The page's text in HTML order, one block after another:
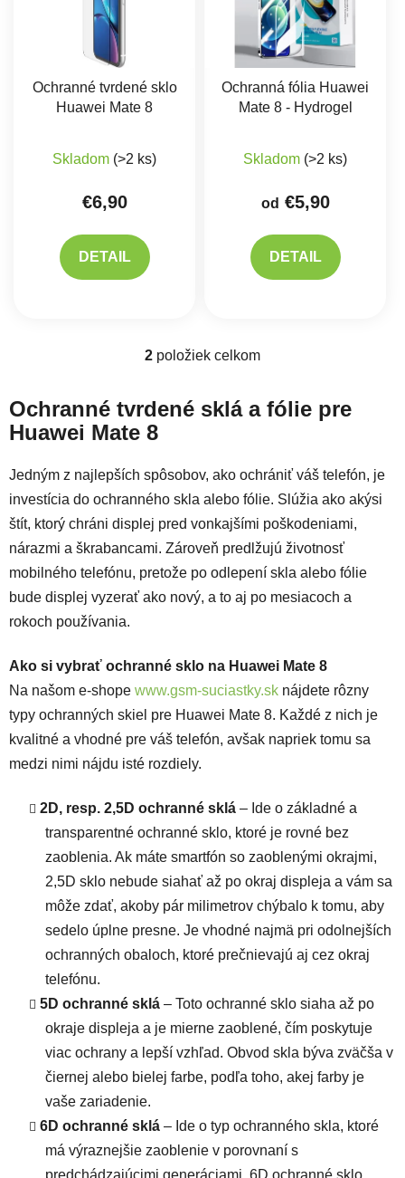
Ochranné tvrdené sklo
Huawei Mate 8
Skladom (>2 ks)
€6,90
DETAIL
Ochranná fólia Huawei
Mate 8 - Hydrogel
Skladom (>2 ks)
od €5,90
DETAIL
Ovládacie prvky výpisu
2 položiek celkom
Ochranné tvrdené sklá a fólie pre
Huawei Mate 8
Jedným z najlepších spôsobov, ako ochrániť váš telefón, je
investícia do ochranného skla alebo fólie. Slúžia ako akýsi
štít, ktorý chráni displej pred vonkajšími poškodeniami,
nárazmi a škrabancami. Zároveň predlžujú životnosť
mobilného telefónu, pretože po odlepení skla alebo fólie
bude displej vyzerať ako nový, a to aj po mesiacoch a
rokoch používania.
Ako si vybrať ochranné sklo na Huawei Mate 8
Na našom e-shope www.gsm-suciastky.sk nájdete rôzny
typy ochranných skiel pre Huawei Mate 8. Každé z nich je
kvalitné a vhodné pre váš telefón, avšak napriek tomu sa
medzi nimi nájdu isté rozdiely.
2D, resp. 2,5D ochranné sklá – Ide o základné a
transparentné ochranné sklo, ktoré je rovné bez
zaoblenia. Ak máte smartfón so zaoblenými okrajmi,
2,5D sklo nebude siahať až po okraj displeja a vám sa
môže zdať, akoby pár milimetrov chýbalo k tomu, aby
sedelo úplne presne. Je vhodné najmä pri odolnejších
ochranných obaloch, ktoré prečnievajú aj cez okraj
telefónu.
5D ochranné sklá – Toto ochranné sklo siaha až po
okraje displeja a je mierne zaoblené, čím poskytuje
viac ochrany a lepší vzhľad. Obvod skla býva zväčša v
čiernej alebo bielej farbe, podľa toho, akej farby je
vaše zariadenie.
6D ochranné sklá – Ide o typ ochranného skla, ktoré
má výraznejšie zaoblenie v porovnaní s
predchádzajúcimi generáciami. 6D ochranné sklo